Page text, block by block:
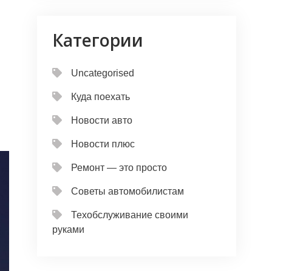
Категории
Uncategorised
Куда поехать
Новости авто
Новости плюс
Ремонт — это просто
Советы автомобилистам
Техобслуживание своими
руками